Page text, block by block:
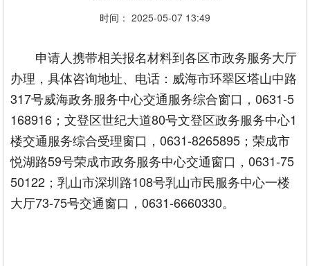
时间： 2025-05-07 13:49
申请人携带相关报名材料到各区市政务服务大厅
办理，具体咨询地址、电话：威海市环翠区塔山中路
317号威海政务服务中心交通服务综合窗口，0631-5
168916；文登区世纪大道80号文登区政务服务中心1
楼交通服务综合受理窗口，0631-8265895；荣成市
悦湖路59号荣成市政务服务中心交通窗口，0631-75
50122；乳山市深圳路108号乳山市民服务中心一楼
大厅73-75号交通窗口，0631-6660330。